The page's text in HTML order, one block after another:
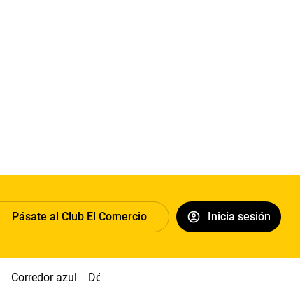
Pásate al Club El Comercio Inicia sesión
Corredor azul Dólar